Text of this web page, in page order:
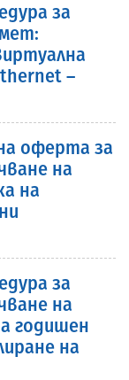
за
–
оферта за
на
на
за
на
годишен
на